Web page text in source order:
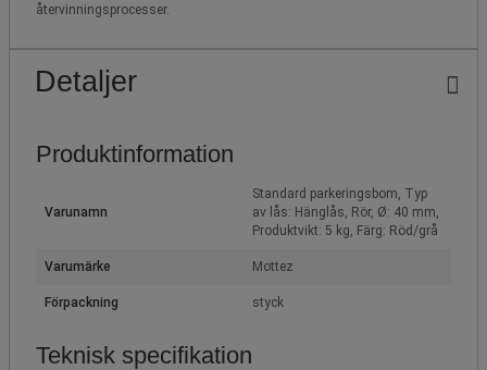
återvinningsprocesser.
Detaljer
Produktinformation
Varunamn
Standard parkeringsbom, Typ
av lås: Hänglås, Rör, Ø: 40 mm,
Produktvikt: 5 kg, Färg: Röd/grå
Varumärke Mottez
Förpackning styck
Teknisk specifikation